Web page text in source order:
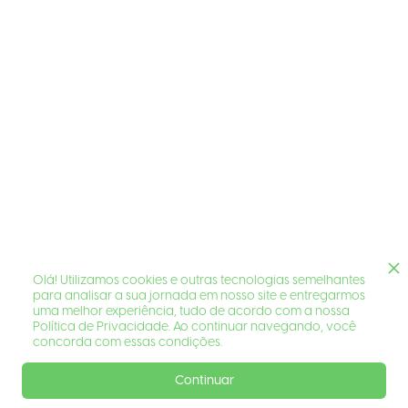
Olá! Utilizamos cookies e outras tecnologias semelhantes
para analisar a sua jornada em nosso site e entregarmos
uma melhor experiência, tudo de acordo com a nossa
Política de Privacidade. Ao continuar navegando, você
concorda com essas condições.
Continuar